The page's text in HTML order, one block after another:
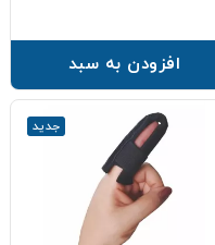
افزودن به سبد
جدید